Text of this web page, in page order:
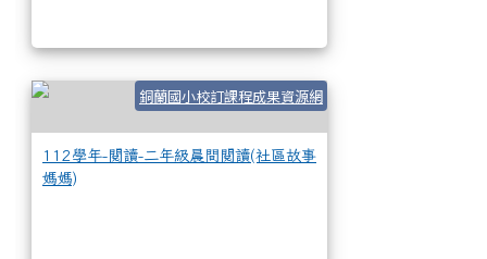
銅蘭國小校訂課程成果資源網
112學年-閱讀-二年級晨間閱讀(社區故事
媽媽)